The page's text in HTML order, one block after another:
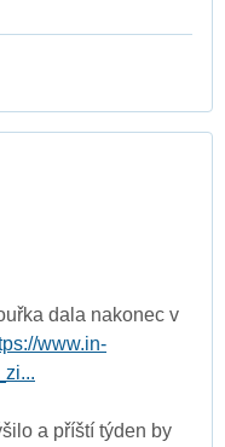
dala nakonec v
www.in-
a příští týden by